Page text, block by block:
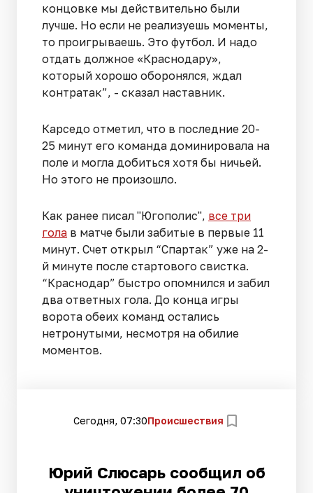
концовке мы действительно были
лучше. Но если не реализуешь моменты,
то проигрываешь. Это футбол. И надо
отдать должное «Краснодару»,
который хорошо оборонялся, ждал
контратак”, - сказал наставник.
Карседо отметил, что в последние 20-
25 минут его команда доминировала на
поле и могла добиться хотя бы ничьей.
Но этого не произошло.
Как ранее писал "Югополис", все три
гола в матче были забитые в первые 11
минут. Счет открыл “Спартак” уже на 2-
й минуте после стартового свистка.
“Краснодар” быстро опомнился и забил
два ответных гола. До конца игры
ворота обеих команд остались
нетронутыми, несмотря на обилие
моментов.
Сегодня, 07:30Происшествия
Юрий Слюсарь сообщил об